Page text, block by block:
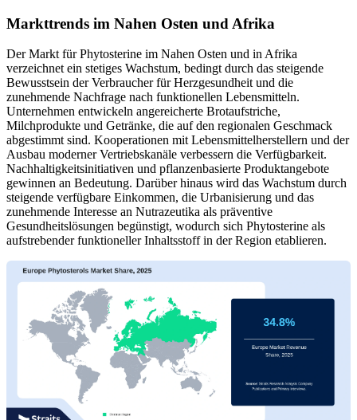
Markttrends im Nahen Osten und Afrika
Der Markt für Phytosterine im Nahen Osten und in Afrika
verzeichnet ein stetiges Wachstum, bedingt durch das steigende
Bewusstsein der Verbraucher für Herzgesundheit und die
zunehmende Nachfrage nach funktionellen Lebensmitteln.
Unternehmen entwickeln angereicherte Brotaufstriche,
Milchprodukte und Getränke, die auf den regionalen Geschmack
abgestimmt sind. Kooperationen mit Lebensmittelherstellern und der
Ausbau moderner Vertriebskanäle verbessern die Verfügbarkeit.
Nachhaltigkeitsinitiativen und pflanzenbasierte Produktangebote
gewinnen an Bedeutung. Darüber hinaus wird das Wachstum durch
steigende verfügbare Einkommen, die Urbanisierung und das
zunehmende Interesse an Nutrazeutika als präventive
Gesundheitslösungen begünstigt, wodurch sich Phytosterine als
aufstrebender funktioneller Inhaltsstoff in der Region etablieren.